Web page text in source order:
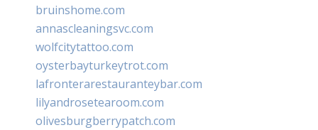
bruinshome.com
annascleaningsvc.com
wolfcitytattoo.com
oysterbayturkeytrot.com
lafronterarestauranteybar.com
lilyandrosetearoom.com
olivesburgberrypatch.com